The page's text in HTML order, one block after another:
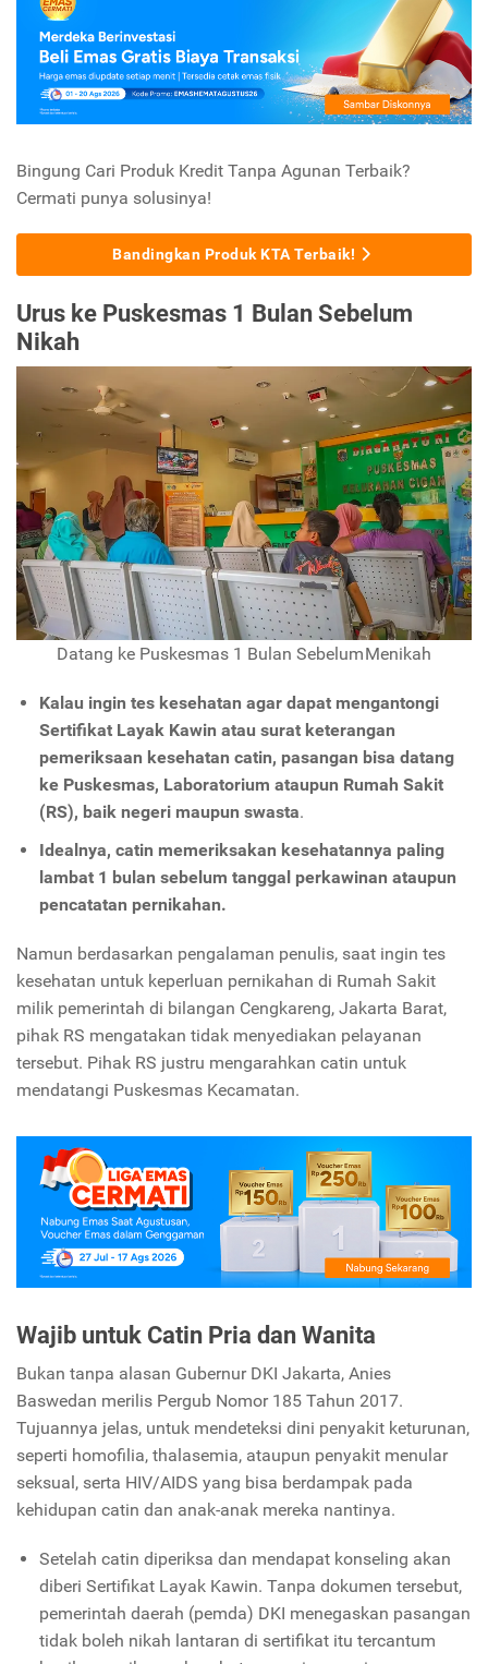
Bingung Cari Produk Kredit Tanpa Agunan Terbaik?
Cermati punya solusinya!
Bandingkan Produk KTA Terbaik!
Urus ke Puskesmas 1 Bulan Sebelum
Nikah
Datang ke Puskesmas 1 Bulan Sebelum Menikah
Kalau ingin tes kesehatan agar dapat mengantongi
Sertifikat Layak Kawin atau surat keterangan
pemeriksaan kesehatan catin, pasangan bisa datang
ke Puskesmas, Laboratorium ataupun Rumah Sakit
(RS), baik negeri maupun swasta.
Idealnya, catin memeriksakan kesehatannya paling
lambat 1 bulan sebelum tanggal perkawinan ataupun
pencatatan pernikahan.
Namun berdasarkan pengalaman penulis, saat ingin tes
kesehatan untuk keperluan pernikahan di Rumah Sakit
milik pemerintah di bilangan Cengkareng, Jakarta Barat,
pihak RS mengatakan tidak menyediakan pelayanan
tersebut. Pihak RS justru mengarahkan catin untuk
mendatangi Puskesmas Kecamatan.
Wajib untuk Catin Pria dan Wanita
Bukan tanpa alasan Gubernur DKI Jakarta, Anies
Baswedan merilis Pergub Nomor 185 Tahun 2017.
Tujuannya jelas, untuk mendeteksi dini penyakit keturunan,
seperti homofilia, thalasemia, ataupun penyakit menular
seksual, serta HIV/AIDS yang bisa berdampak pada
kehidupan catin dan anak-anak mereka nantinya.
Setelah catin diperiksa dan mendapat konseling akan
diberi Sertifikat Layak Kawin. Tanpa dokumen tersebut,
pemerintah daerah (pemda) DKI menegaskan pasangan
tidak boleh nikah lantaran di sertifikat itu tercantum